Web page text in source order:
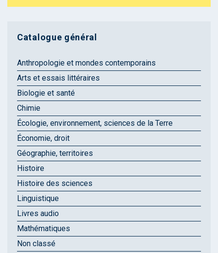
Catalogue général
Anthropologie et mondes contemporains
Arts et essais littéraires
Biologie et santé
Chimie
Écologie, environnement, sciences de la Terre
Économie, droit
Géographie, territoires
Histoire
Histoire des sciences
Linguistique
Livres audio
Mathématiques
Non classé